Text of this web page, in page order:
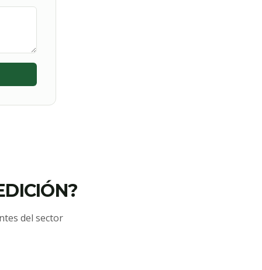
del sector